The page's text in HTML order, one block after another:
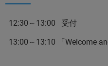
12:30～13:00 受付
13:00～13:10 「Welcome
ブルカ